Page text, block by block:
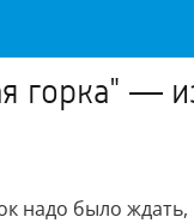
горка" —
надо было ждать,